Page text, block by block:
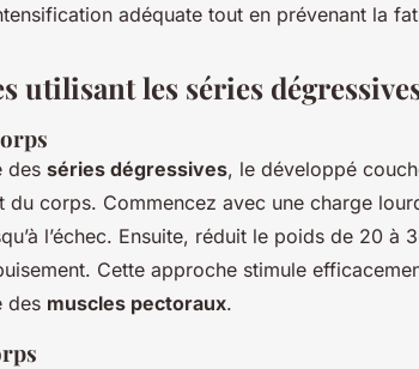
adéquate tout en prévenant la
utilisant les séries
des séries dégressives, le développé
du corps. Commencez avec une charge
l’échec. Ensuite, réduit le poids de 20 à
Cette approche stimule
des muscles pectoraux.